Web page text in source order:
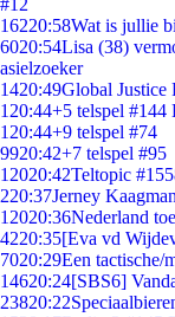
#12
16220:58Wat is jullie
6020:54Lisa (38)
asielzoeker
1420:49Global Justice
1 20:44+5 telspel #144
1 20:44+9 telspel #74
9920:42+7 telspel #95
12020:42Teltopic
220:37Jerney
12020:36Nederland
4220:35[Eva vd
7020:29Een tactische/
14620:24[SBS6]
23820:22